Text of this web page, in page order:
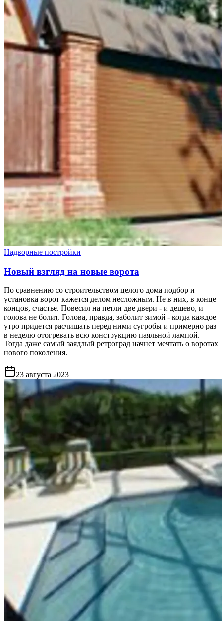
Надворные постройки
Новый взгляд на новые ворота
По сравнению со строительством целого дома подбор и
установка ворот кажется делом несложным. Не в них, в конце
концов, счастье. Повесил на петли две двери - и дешево, и
голова не болит. Голова, правда, заболит зимой - когда каждое
утро придется расчищать перед ними сугробы и примерно раз
в неделю отогревать всю конструкцию паяльной лампой.
Тогда даже самый заядлый ретроград начнет мечтать о воротах
нового поколения.
23 августа 2023